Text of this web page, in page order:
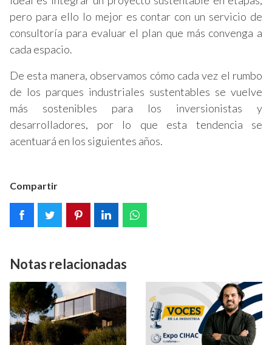
pero para ello lo mejor es contar con un servicio de
consultoría para evaluar el plan que más convenga a
cada espacio.
De esta manera, observamos cómo cada vez el rumbo
de los parques industriales sustentables se vuelve
más sostenibles para los inversionistas y
desarrolladores, por lo que esta tendencia se
acentuará en los siguientes años.
Compartir
Notas relacionadas